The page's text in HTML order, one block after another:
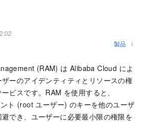
製品
(RAM) は Alibaba Cloud によ
ーのアイデンティティとリソースの権
ビスです。RAM を使用すると、
ト (root ユーザー) のキーを他のユーザ
でき、ユーザーに必要最小限の権限を